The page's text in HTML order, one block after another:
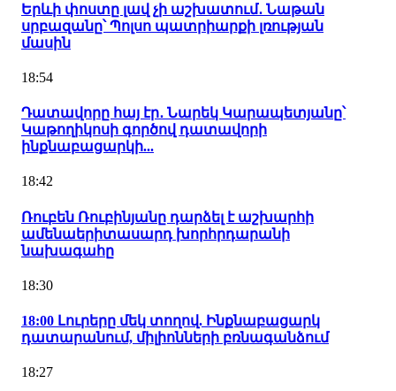
Երևի փոստը լավ չի աշխատում․ Նաթան
սրբազանը՝ Պոլսո պատրիարքի լռության
մասին
18:54
Դատավորը հայ էր․ Նարեկ Կարապետյանը՝
Կաթողիկոսի գործով դատավորի
ինքնաբացարկի...
18:42
Ռուբեն Ռուբինյանը դարձել է աշխարհի
ամենաերիտասարդ խորհրդարանի
նախագահը
18:30
18:00 Լուրերը մեկ տողով. Ինքնաբացարկ
դատարանում, միլիոնների բռնագանձում
18:27